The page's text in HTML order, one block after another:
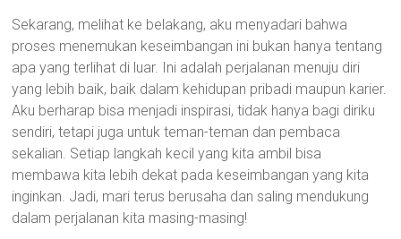
Sekarang, melihat ke belakang, aku menyadari bahwa
proses menemukan keseimbangan ini bukan hanya tentang
apa yang terlihat di luar. Ini adalah perjalanan menuju diri
yang lebih baik, baik dalam kehidupan pribadi maupun karier.
Aku berharap bisa menjadi inspirasi, tidak hanya bagi diriku
sendiri, tetapi juga untuk teman-teman dan pembaca
sekalian. Setiap langkah kecil yang kita ambil bisa
membawa kita lebih dekat pada keseimbangan yang kita
inginkan. Jadi, mari terus berusaha dan saling mendukung
dalam perjalanan kita masing-masing!